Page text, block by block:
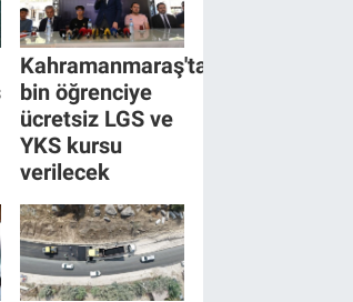
Kahramanmaraş'ta
bin öğrenciye
ücretsiz LGS ve
YKS kursu
verilecek